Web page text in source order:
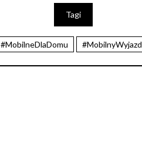
Tagi
#MobilneDlaDomu #MobilnyWyjazd